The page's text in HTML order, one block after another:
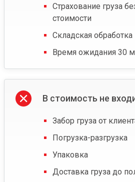
Страхование груза
стоимости
Складская обработка
Время ожидания 30
В стоимость не
Забор груза от
Погрузка-разгрузка
Упаковка
Доставка груза до